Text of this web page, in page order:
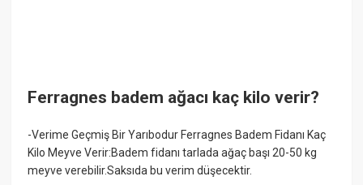
Ferragnes badem ağacı kaç kilo verir?
-Verime Geçmiş Bir Yarıbodur Ferragnes Badem Fidanı Kaç
Kilo Meyve Verir:Badem fidanı tarlada ağaç başı 20-50 kg
meyve verebilir.Saksıda bu verim düşecektir.